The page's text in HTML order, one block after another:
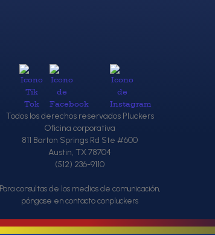
Todos los derechos reservados Pluckers
Oficina corporativa
811 Barton Springs Rd Ste #600
Austin, TX 78704
(512) 236-9110
Para consultas de los medios de comunicación,
póngase en contacto conpluckers